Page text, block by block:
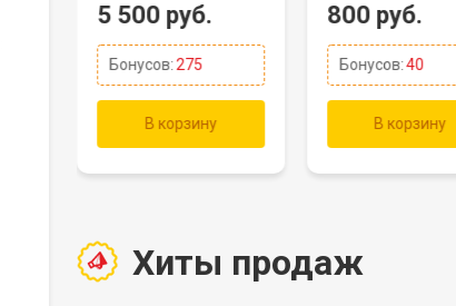
5 500 руб.
Бонусов:275
В корзину
800 руб.
Бонусов:40
В корзину
Хиты продаж